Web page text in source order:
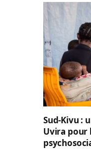
Sud-Kivu :
Uvira pour